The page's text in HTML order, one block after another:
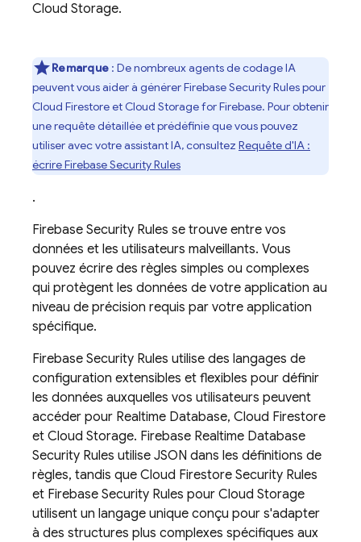
Cloud Storage.
Remarque : De nombreux agents de codage IA
peuvent vous aider à générerFirebase Security Rulespour
Cloud Firestoreet Cloud Storage for Firebase. Pour obtenir
une requête détaillée et prédéfinie que vous pouvez
utiliser avec votre assistant IA, consultez Requête d'IA :
écrireFirebase Security Rules
.
Firebase Security Rules se trouve entre vos
données et les utilisateurs malveillants. Vous
pouvez écrire des règles simples ou complexes
qui protègent les données de votre application au
niveau de précision requis par votre application
spécifique.
Firebase Security Rules utilise des langages de
configuration extensibles et flexibles pour définir
les données auxquelles vos utilisateurs peuvent
accéder pour Realtime Database, Cloud Firestore
et Cloud Storage. Firebase Realtime Database
Security Rules utilise JSON dans les définitions de
règles, tandis que Cloud Firestore Security Rules
et Firebase Security Rules pour Cloud Storage
utilisent un langage unique conçu pour s'adapter
à des structures plus complexes spécifiques aux